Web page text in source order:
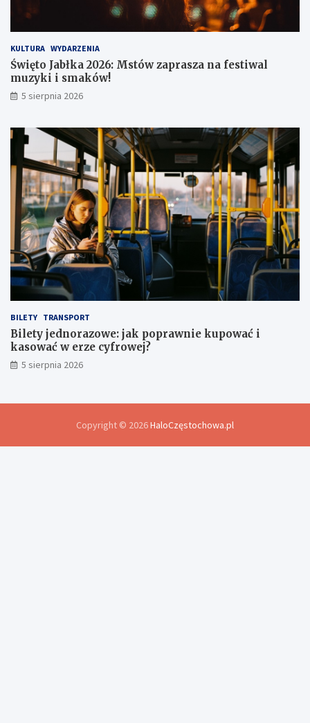
KULTURA WYDARZENIA
Święto Jabłka 2026: Mstów zaprasza na festiwal
muzyki i smaków!
5 sierpnia 2026
BILETY TRANSPORT
Bilety jednorazowe: jak poprawnie kupować i
kasować w erze cyfrowej?
5 sierpnia 2026
Copyright © 2026HaloCzęstochowa.pl